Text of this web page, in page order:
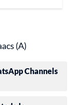
(A)
Channels